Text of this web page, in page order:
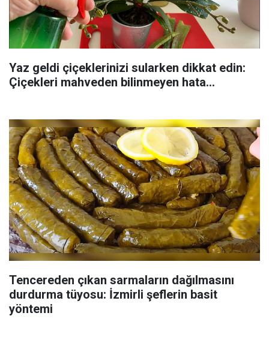
Yaz geldi çiçeklerinizi sularken dikkat edin:
Çiçekleri mahveden bilinmeyen hata...
Tencereden çıkan sarmaların dağılmasını
durdurma tüyosu: İzmirli şeflerin basit
yöntemi